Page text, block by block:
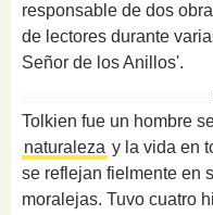
responsable de dos
de lectores durante
Señor de los Anillos'.
Tolkien fue un hombre
naturaleza y la vida en
se reflejan fielmente en
moralejas. Tuvo cuatro